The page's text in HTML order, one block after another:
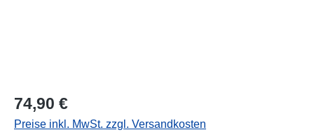
Regulärer Preis:
74,90 €
Preise inkl. MwSt. zzgl. Versandkosten